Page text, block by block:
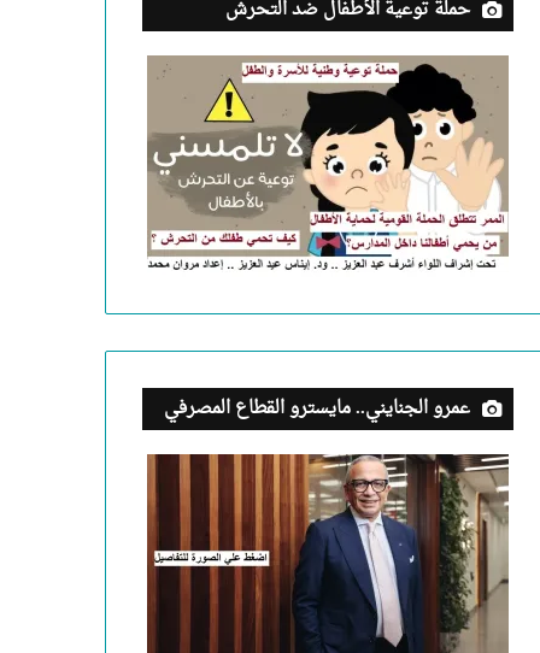
حملة توعية الأطفال ضد التحرش
عمرو الجنايني.. مايسترو القطاع المصرفي